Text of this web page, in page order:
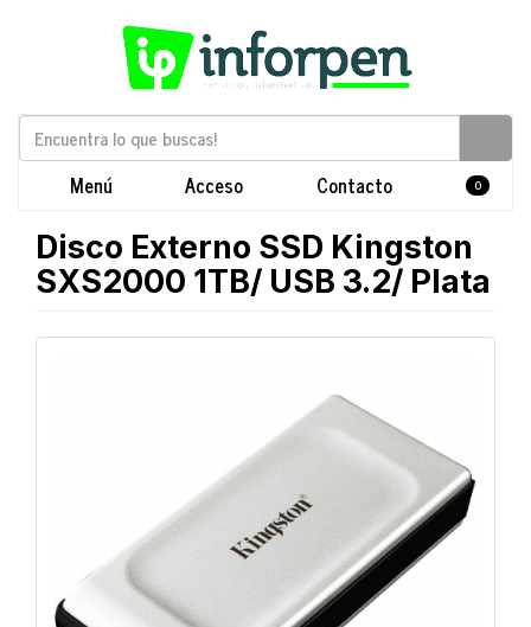
Menú Acceso Contacto 0
Disco Externo SSD Kingston
SXS2000 1TB/ USB 3.2/ Plata